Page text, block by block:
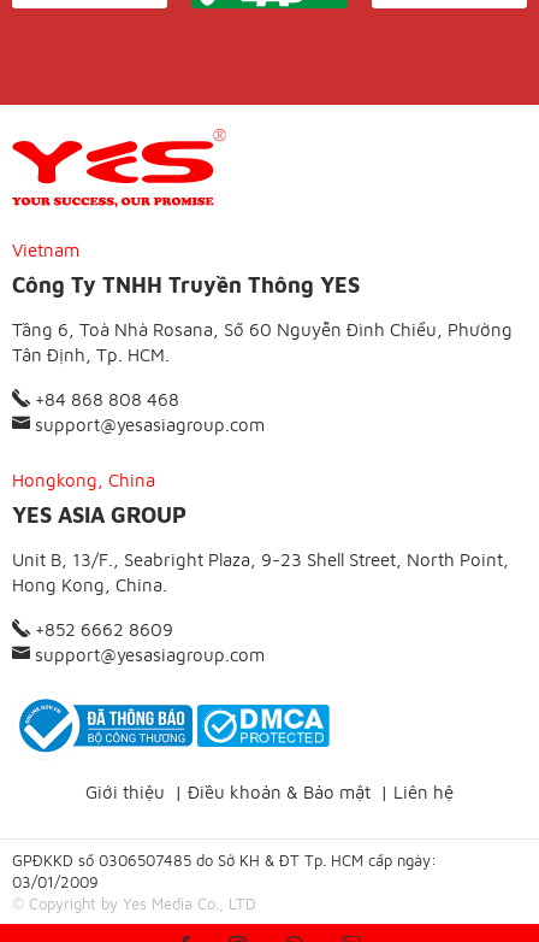
Vietnam
Công Ty TNHH Truyền Thông YES
Tầng 6, Toà Nhà Rosana, Số 60 Nguyễn Đình Chiểu, Phường
Tân Định, Tp. HCM.
+84 868 808 468
support@yesasiagroup.com
Hongkong, China
YES ASIA GROUP
Unit B, 13/F., Seabright Plaza, 9-23 Shell Street, North Point,
Hong Kong, China.
+852 6662 8609
support@yesasiagroup.com
Giới thiệu | Điều khoản & Bảo mật | Liên hệ
GPĐKKD số 0306507485 do Sở KH & ĐT Tp. HCM cấp ngày:
03/01/2009
© Copyright by Yes Media Co., LTD